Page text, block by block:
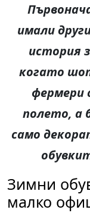
имали
история
когато
фермери
полето, а
само
Зимни
малко